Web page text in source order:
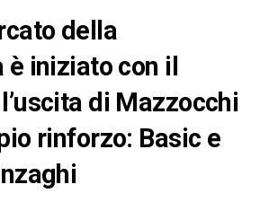
della
è iniziato con il
di Mazzocchi
rinforzo: Basic e